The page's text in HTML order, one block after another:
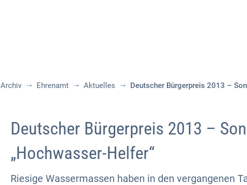
Archiv Ehrenamt Aktuelles Deutscher Bürgerpreis 2013 –
Deutscher Bürgerpreis 2013 –
„Hochwasser-Helfer“
Riesige Wassermassen haben in den vergangenen